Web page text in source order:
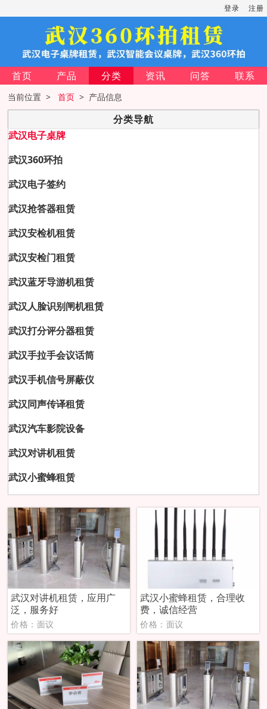
登录 注册
首页 产品 分类 资讯 问答 联系
当前位置 >首页 > 产品信息
分类导航
武汉电子桌牌
武汉360环拍
武汉电子签约
武汉抢答器租赁
武汉安检机租赁
武汉安检门租赁
武汉蓝牙导游机租赁
武汉人脸识别闸机租赁
武汉打分评分器租赁
武汉手拉手会议话筒
武汉手机信号屏蔽仪
武汉同声传译租赁
武汉汽车影院设备
武汉对讲机租赁
武汉小蜜蜂租赁
武汉对讲机租赁，应用广
泛，服务好
价格：面议
武汉小蜜蜂租赁，合理收
费，诚信经营
价格：面议